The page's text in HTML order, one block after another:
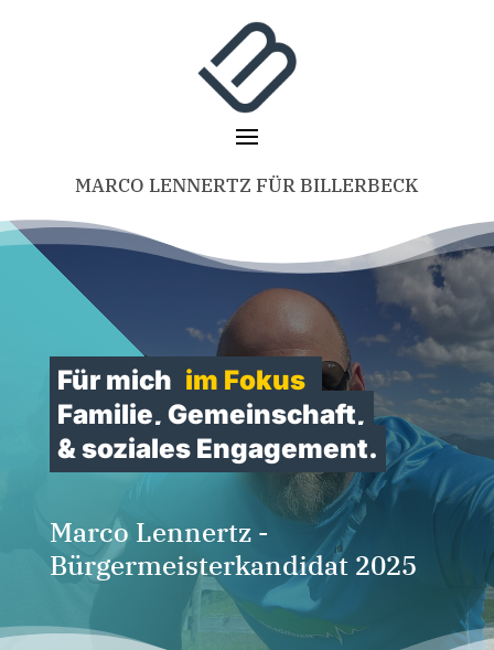
MARCO LENNERTZ FÜR BILLERBECK
Für mich im Fokus
Familie, Gemeinschaft,
& soziales Engagement.
Marco Lennertz -
Bürgermeisterkandidat 2025